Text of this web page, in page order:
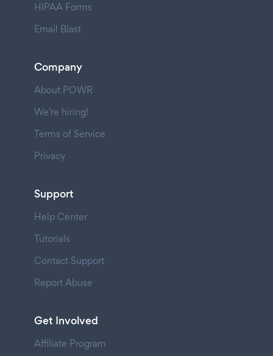
HIPAA Forms
Email Blast
Company
About POWR
We're hiring!
Terms of Service
Privacy
Support
Help Center
Tutorials
Contact Support
Report Abuse
Get Involved
Affiliate Program